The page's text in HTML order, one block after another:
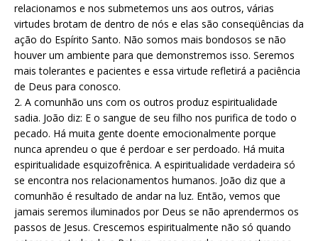
relacionamos e nos submetemos uns aos outros, várias
virtudes brotam de dentro de nós e elas são conseqüências da
ação do Espírito Santo. Não somos mais bondosos se não
houver um ambiente para que demonstremos isso. Seremos
mais tolerantes e pacientes e essa virtude refletirá a paciência
de Deus para conosco.
2. A comunhão uns com os outros produz espiritualidade
sadia. João diz: E o sangue de seu filho nos purifica de todo o
pecado. Há muita gente doente emocionalmente porque
nunca aprendeu o que é perdoar e ser perdoado. Há muita
espiritualidade esquizofrênica. A espiritualidade verdadeira só
se encontra nos relacionamentos humanos. João diz que a
comunhão é resultado de andar na luz. Então, vemos que
jamais seremos iluminados por Deus se não aprendermos os
passos de Jesus. Crescemos espiritualmente não só quando